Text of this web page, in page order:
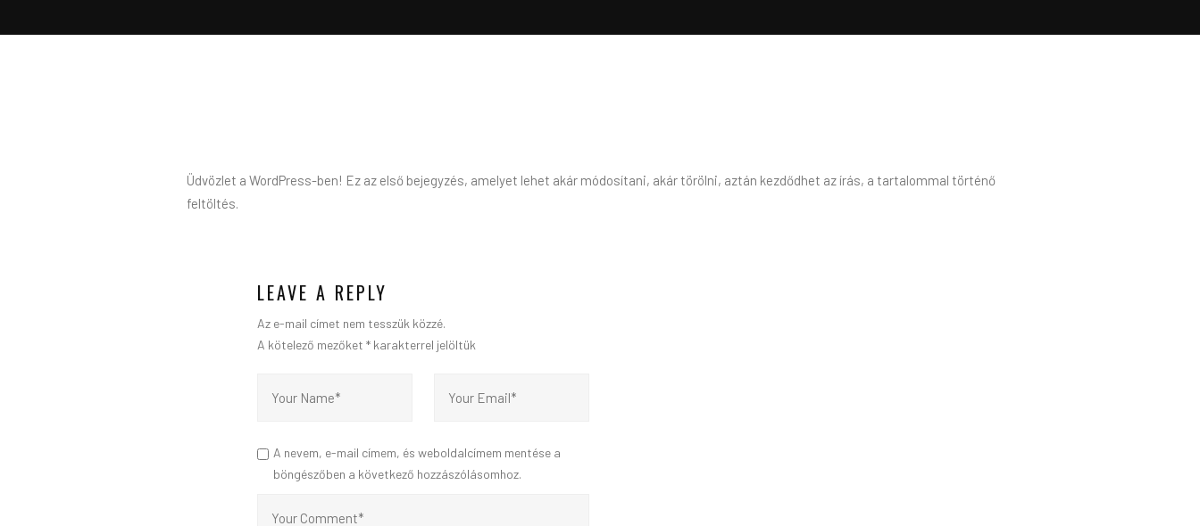
Üdvözlet a WordPress-ben! Ez az első bejegyzés, amelyet lehet akár módosítani, akár törölni, aztán kezdődhet az írás, a tartalommal történő
feltöltés.
LEAVE A REPLY
Az e-mail címet nem tesszük közzé.
A kötelező mezőket* karakterrel jelöltük
A nevem, e-mail címem, és weboldalcímem mentése a
böngészőben a következő hozzászólásomhoz.